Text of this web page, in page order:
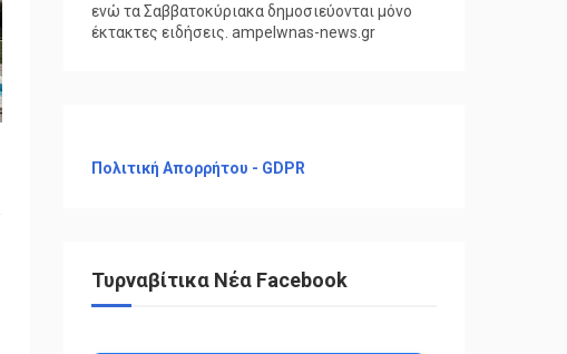
ενώ τα Σαββατοκύριακα δημοσιεύονται μόνο
έκτακτες ειδήσεις. ampelwnas-news.gr
Πολιτική Απορρήτου - GDPR
Τυρναβίτικα Νέα Facebook